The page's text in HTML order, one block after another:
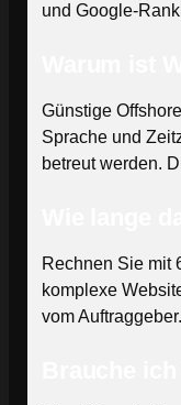
und Google-
Günstige
Sprache und
betreut werden.
Rechnen Sie mit
komplexe
vom